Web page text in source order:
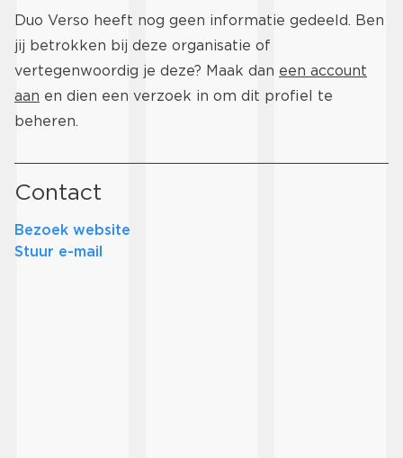
Duo Verso heeft nog geen informatie gedeeld. Ben
jij betrokken bij deze organisatie of
vertegenwoordig je deze? Maak dan een account
aan en dien een verzoek in om dit profiel te
beheren.
Contact
Bezoek website
Stuur e-mail